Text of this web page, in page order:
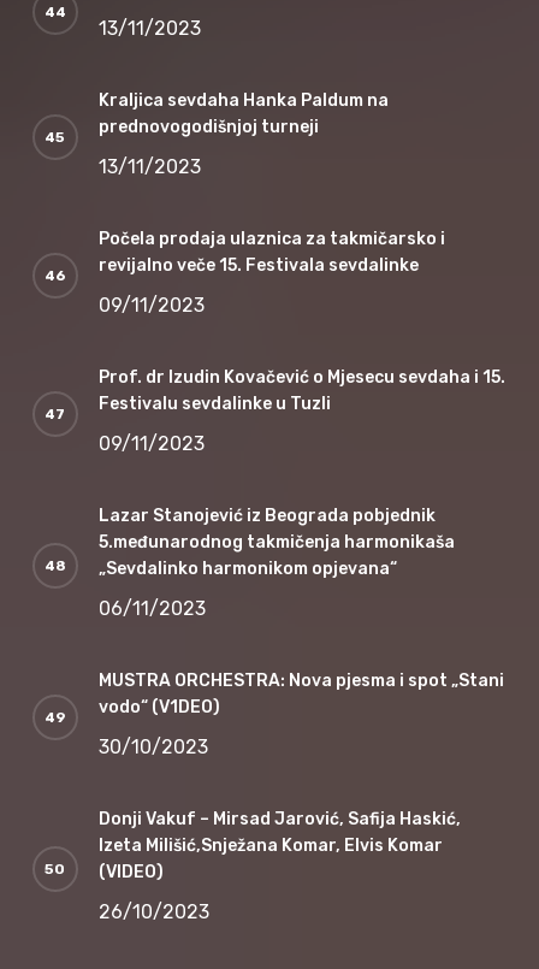
13/11/2023
Kraljica sevdaha Hanka Paldum na
prednovogodišnjoj turneji
13/11/2023
Počela prodaja ulaznica za takmičarsko i
revijalno veče 15. Festivala sevdalinke
09/11/2023
Prof. dr Izudin Kovačević o Mjesecu sevdaha i 15.
Festivalu sevdalinke u Tuzli
09/11/2023
Lazar Stanojević iz Beograda pobjednik
5.međunarodnog takmičenja harmonikaša
„Sevdalinko harmonikom opjevana“
06/11/2023
MUSTRA ORCHESTRA: Nova pjesma i spot „Stani
vodo“ (V1DEO)
30/10/2023
Donji Vakuf – Mirsad Jarović, Safija Haskić,
Izeta Milišić,Snježana Komar, Elvis Komar
(VIDEO)
26/10/2023